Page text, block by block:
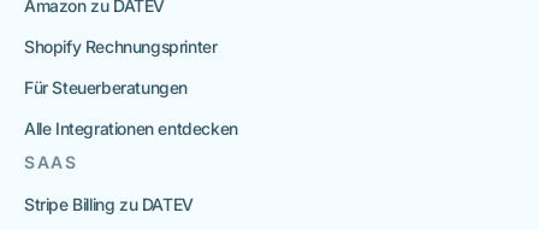
Amazon zu DATEV
Shopify Rechnungsprinter
Für Steuerberatungen
Alle Integrationen entdecken
SAAS
Stripe Billing zu DATEV